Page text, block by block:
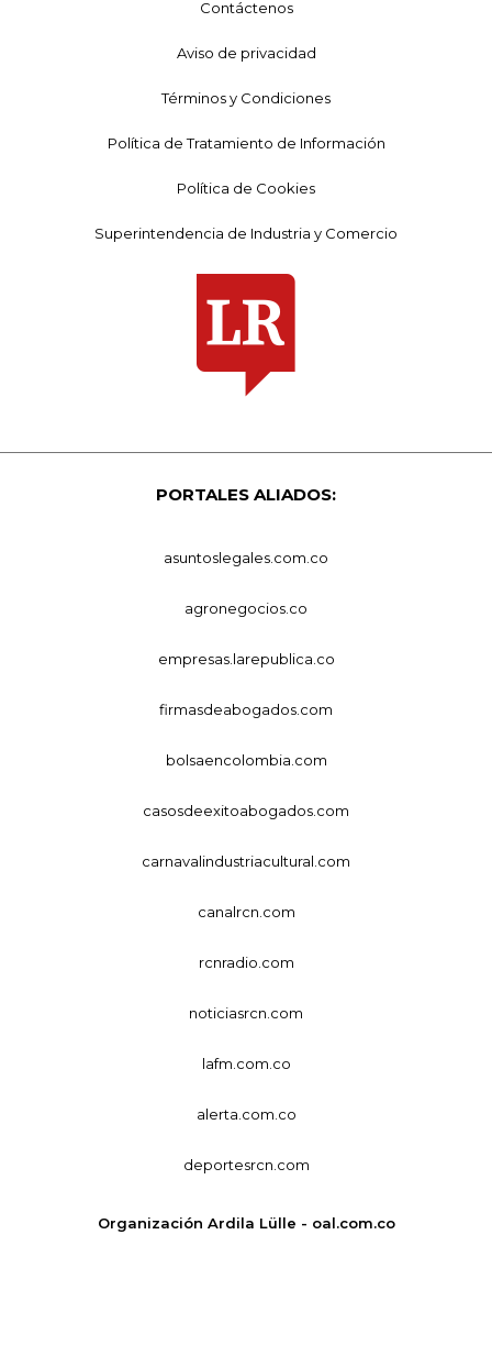
Contáctenos
Aviso de privacidad
Términos y Condiciones
Política de Tratamiento de Información
Política de Cookies
Superintendencia de Industria y Comercio
PORTALES ALIADOS:
asuntoslegales.com.co
agronegocios.co
empresas.larepublica.co
firmasdeabogados.com
bolsaencolombia.com
casosdeexitoabogados.com
carnavalindustriacultural.com
canalrcn.com
rcnradio.com
noticiasrcn.com
lafm.com.co
alerta.com.co
deportesrcn.com
Organización Ardila Lülle - oal.com.co